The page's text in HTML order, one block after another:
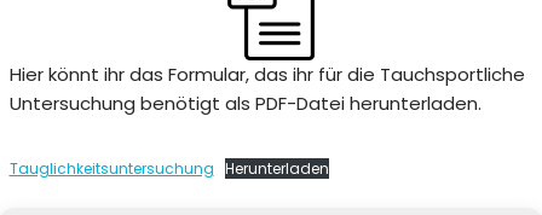
Hier könnt ihr das Formular, das ihr für die Tauchsportliche
Untersuchung benötigt als PDF-Datei herunterladen.
Tauglichkeitsuntersuchung Herunterladen